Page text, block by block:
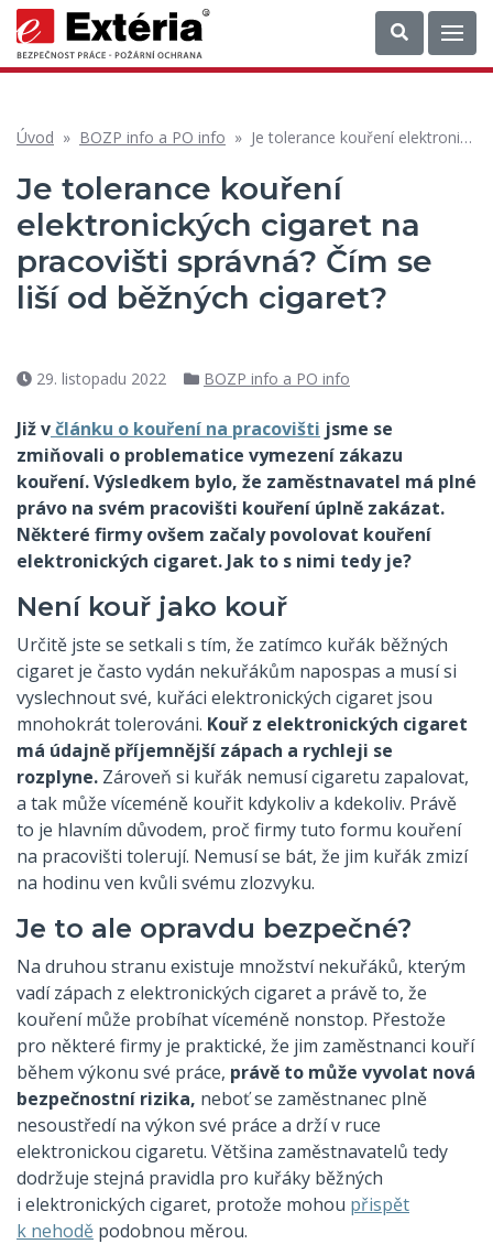
Úvod » BOZP info a PO info » Je tolerance kouření elektronických cigaret na pracovišti správná? Čím se liší od běžných cigaret?
Je tolerance kouření
elektronických cigaret na
pracovišti správná? Čím se
liší od běžných cigaret?
Datum
29. listopadu 2022 Rubriky
BOZP info a PO info
Již včlánku o kouření na pracovišti jsme se
zmiňovali o problematice vymezení zákazu
kouření. Výsledkem bylo, že zaměstnavatel má plné
právo na svém pracovišti kouření úplně zakázat.
Některé firmy ovšem začaly povolovat kouření
elektronických cigaret. Jak to s nimi tedy je?
Není kouř jako kouř
Určitě jste se setkali s tím, že zatímco kuřák běžných
cigaret je často vydán nekuřákům napospas a musí si
vyslechnout své, kuřáci elektronických cigaret jsou
mnohokrát tolerováni. Kouř z elektronických cigaret
má údajně příjemnější zápach a rychleji se
rozplyne. Zároveň si kuřák nemusí cigaretu zapalovat,
a tak může víceméně kouřit kdykoliv a kdekoliv. Právě
to je hlavním důvodem, proč firmy tuto formu kouření
na pracovišti tolerují. Nemusí se bát, že jim kuřák zmizí
na hodinu ven kvůli svému zlozvyku.
Je to ale opravdu bezpečné?
Na druhou stranu existuje množství nekuřáků, kterým
vadí zápach z elektronických cigaret a právě to, že
kouření může probíhat víceméně nonstop. Přestože
pro některé firmy je praktické, že jim zaměstnanci kouří
během výkonu své práce, právě to může vyvolat nová
bezpečnostní rizika, neboť se zaměstnanec plně
nesoustředí na výkon své práce a drží v ruce
elektronickou cigaretu. Většina zaměstnavatelů tedy
dodržuje stejná pravidla pro kuřáky běžných
i elektronických cigaret, protože mohou přispět
k nehodě podobnou měrou.